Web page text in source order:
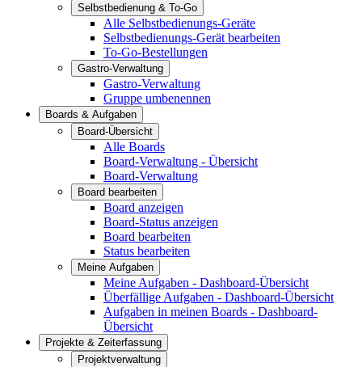
Selbstbedienung & To-Go
Alle Selbstbedienungs-Geräte
Selbstbedienungs-Gerät bearbeiten
To-Go-Bestellungen
Gastro-Verwaltung
Gastro-Verwaltung
Gruppe umbenennen
Boards & Aufgaben
Board-Übersicht
Alle Boards
Board-Verwaltung - Übersicht
Board-Verwaltung
Board bearbeiten
Board anzeigen
Board-Status anzeigen
Board bearbeiten
Status bearbeiten
Meine Aufgaben
Meine Aufgaben - Dashboard-Übersicht
Überfällige Aufgaben - Dashboard-Übersicht
Aufgaben in meinen Boards - Dashboard-
Übersicht
Projekte & Zeiterfassung
Projektverwaltung